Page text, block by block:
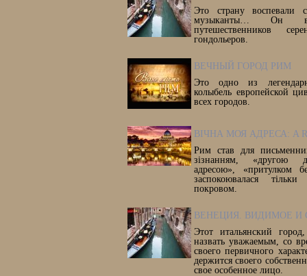
Это страну воспевали
музыканты… Он
путешественников
гондольеров.
ВЕЧНЫЙ ГОРОД РИМ
Это одно из
колыбель европейской
всех городов.
ВІЧНА МОЯ АДРЕСА: A
Рим став для
зізнанням, «другою
адресою», «притулком
заспокоювалася
покровом.
ВЕНЕЦИЯ. ВИДИМОЕ И
Этот итальянский
назвать уважаемым, со
своего первичного
держится своего
свое особенное лицо.